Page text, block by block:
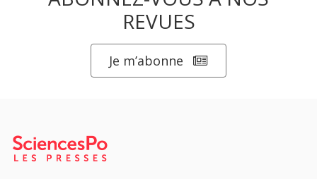
REVUES
Je m’abonne